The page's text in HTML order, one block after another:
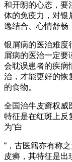
和开朗的心态，要
体的免疫力，对银
逸结合、心情舒畅
银屑病的医治难度
屑病的医治一定要
会耽误患者的疾病
治，才能更好的恢
的食物。
全国治牛皮癣权威
特征是在红斑上反
为”白
“，古医籍亦有称
皮癣，其特征是出